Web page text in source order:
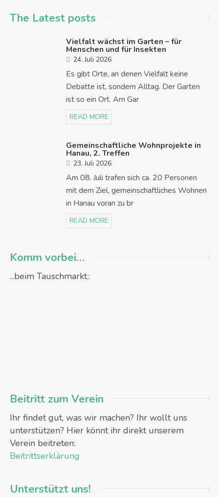
The Latest posts
Vielfalt wächst im Garten – für
Menschen und für Insekten
24. Juli 2026
Es gibt Orte, an denen Vielfalt keine
Debatte ist, sondern Alltag. Der Garten
ist so ein Ort. Am Gar
READ MORE
Gemeinschaftliche Wohnprojekte in
Hanau, 2. Treffen
23. Juli 2026
Am 08. Juli trafen sich ca. 20 Personen
mit dem Ziel, gemeinschaftliches Wohnen
in Hanau voran zu br
READ MORE
Komm vorbei…
...beim Tauschmarkt.:
Beitritt zum Verein
Ihr findet gut, was wir machen? Ihr wollt uns
unterstützen? Hier könnt ihr direkt unserem
Verein beitreten:
Beitrittserklärung
Unterstützt uns!